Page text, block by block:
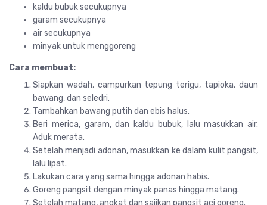
kaldu bubuk secukupnya
garam secukupnya
air secukupnya
minyak untuk menggoreng
Cara membuat:
Siapkan wadah, campurkan tepung terigu, tapioka, daun
bawang, dan seledri.
Tambahkan bawang putih dan ebis halus.
Beri merica, garam, dan kaldu bubuk, lalu masukkan air.
Aduk merata.
Setelah menjadi adonan, masukkan ke dalam kulit pangsit,
lalu lipat.
Lakukan cara yang sama hingga adonan habis.
Goreng pangsit dengan minyak panas hingga matang.